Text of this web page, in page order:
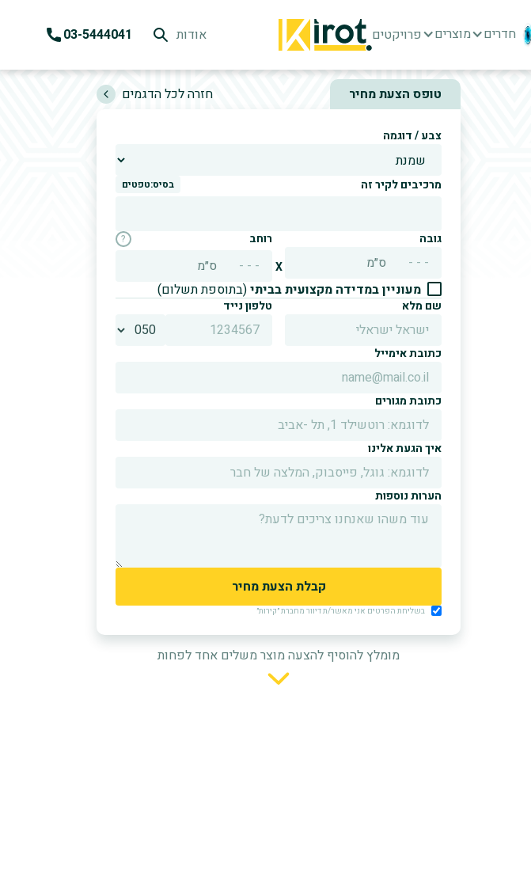
k03-5444041 H אודות פרויקטים מוצרים חדרים
טופס הצעת מחיר חזרה לכל הדגמים
צבע / דוגמה
מרכיבים לקיר זה בסיס:טפטים
גובה
ס״מ X
רוחב ?
ס״מ
מעוניין במדידה מקצועית בביתי(בתוספת תשלום)
שם מלא טלפון נייד
כתובת אימייל
כתובת מגורים
איך הגעת אלינו
הערות נוספות
בשליחת הפרטים אני מאשר/ת דיוור מחברת ״קירות״
מומלץ להוסיף להצעה מוצר משלים אחד לפחות